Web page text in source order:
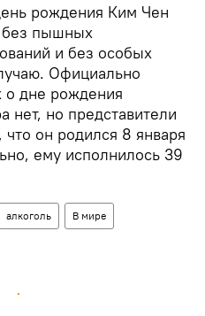
рождения Ким Чен
без пышных
и без особых
Официально
дне рождения
нет, но представители
он родился 8 января
ему исполнилось 39
алкоголь В мире